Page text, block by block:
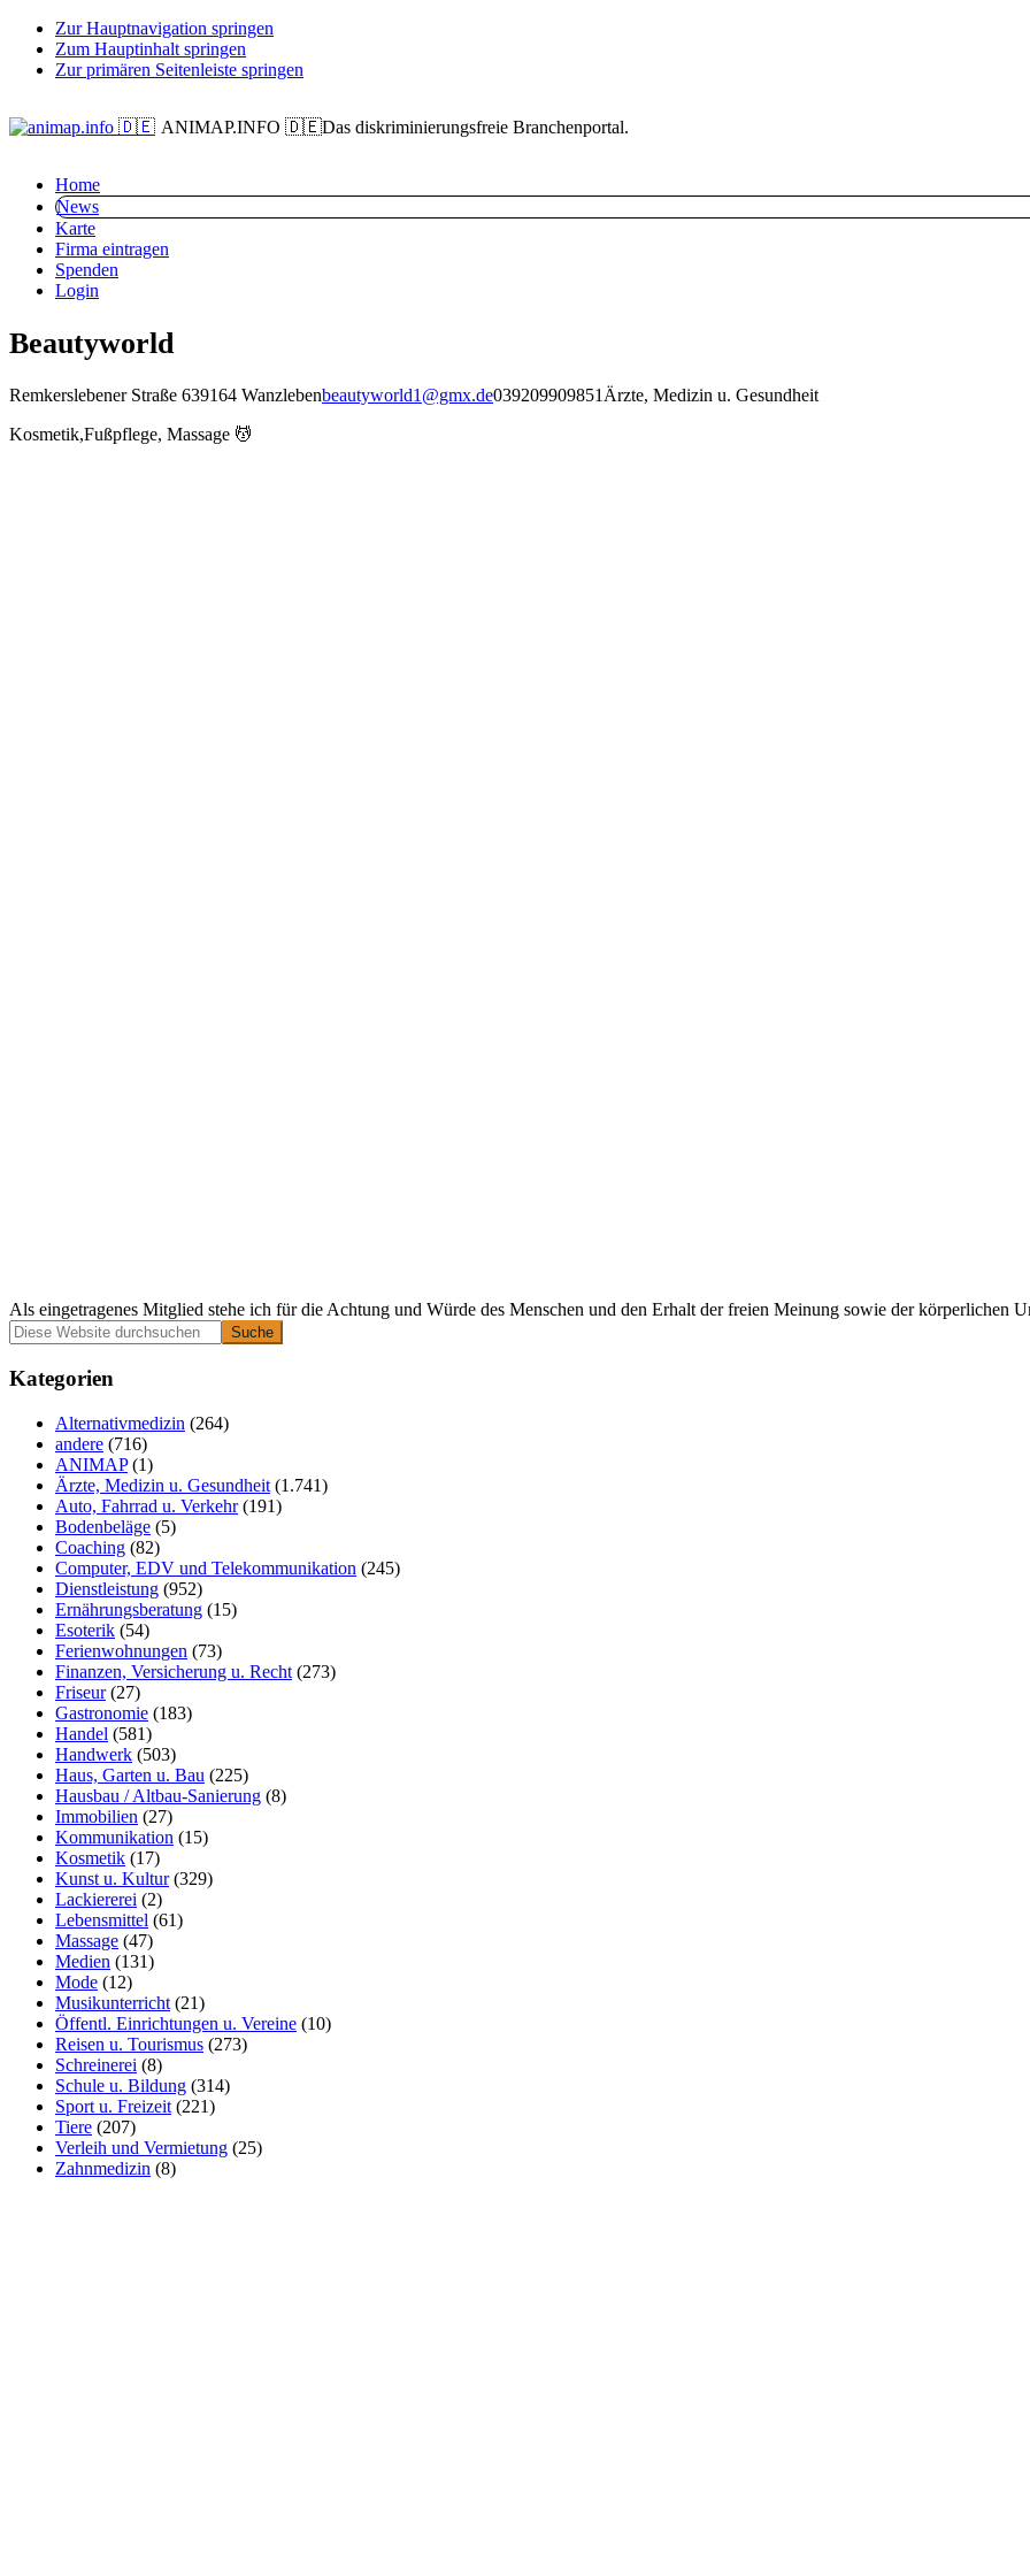
Zur Hauptnavigation springen
Zum Hauptinhalt springen
Zur primären Seitenleiste springen
ANIMAP.INFO 🇩🇪Das diskriminierungsfreie Branchenportal.
Home
News
Karte
Firma eintragen
Spenden
Login
Beautyworld
Remkerslebener Straße 639164 Wanzlebenbeautyworld1@gmx.de039209909851 Ärzte, Medizin u. Gesundheit
Kosmetik,Fußpflege, Massage 💆
Als eingetragenes Mitglied stehe ich für die Achtung und Würde des Menschen und den Erhalt der freien Meinung sowie der körperlichen
Primäre
Seitenleiste
Diese
Website
durchsuchen
Kategorien
Alternativmedizin (264)
andere (716)
ANIMAP(1)
Ärzte, Medizin u. Gesundheit (1.741)
Auto, Fahrrad u. Verkehr(191)
Bodenbeläge (5)
Coaching (82)
Computer, EDV und Telekommunikation (245)
Dienstleistung (952)
Ernährungsberatung (15)
Esoterik (54)
Ferienwohnungen (73)
Finanzen, Versicherung u. Recht (273)
Friseur(27)
Gastronomie (183)
Handel (581)
Handwerk (503)
Haus, Garten u. Bau (225)
Hausbau / Altbau-Sanierung (8)
Immobilien (27)
Kommunikation (15)
Kosmetik (17)
Kunst u. Kultur(329)
Lackiererei (2)
Lebensmittel (61)
Massage (47)
Medien (131)
Mode (12)
Musikunterricht (21)
Öffentl. Einrichtungen u. Vereine (10)
Reisen u. Tourismus (273)
Schreinerei (8)
Schule u. Bildung (314)
Sport u. Freizeit (221)
Tiere (207)
Verleih und Vermietung (25)
Zahnmedizin (8)